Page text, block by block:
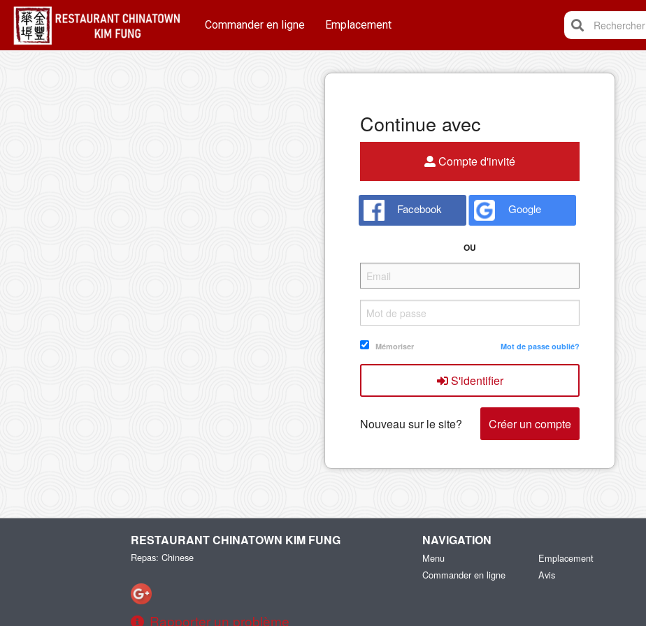
Commander en ligne Emplacement Rechercher
Continue avec
Compte d'invité
Facebook Google
OU
Mémoriser Mot de passe oublié?
S'identifier
Nouveau sur le site? Créer un compte
RESTAURANT CHINATOWN KIM FUNG
Repas: Chinese
Rapporter un problème
NAVIGATION
Menu
Commander en ligne
Emplacement
Avis